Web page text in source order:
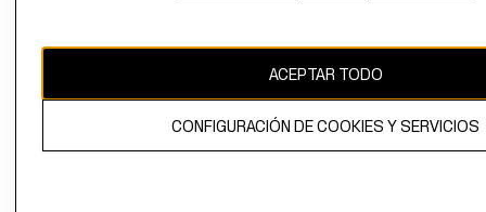
El contenido de esta página web está protegido por copyright y es
ACEPTAR TODO
CONFIGURACIÓN DE COOKIES Y SERVICIOS